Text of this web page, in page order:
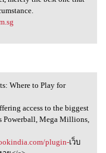
Where to Play for
access to the biggest
Powerball, Mega Millions,
plugin-เว็บ